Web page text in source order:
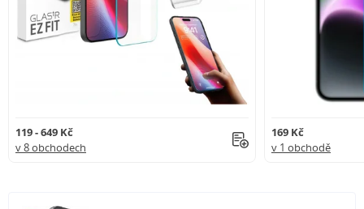
119 - 649 Kč
v 8 obchodech
169 Kč
v 1 obchodě